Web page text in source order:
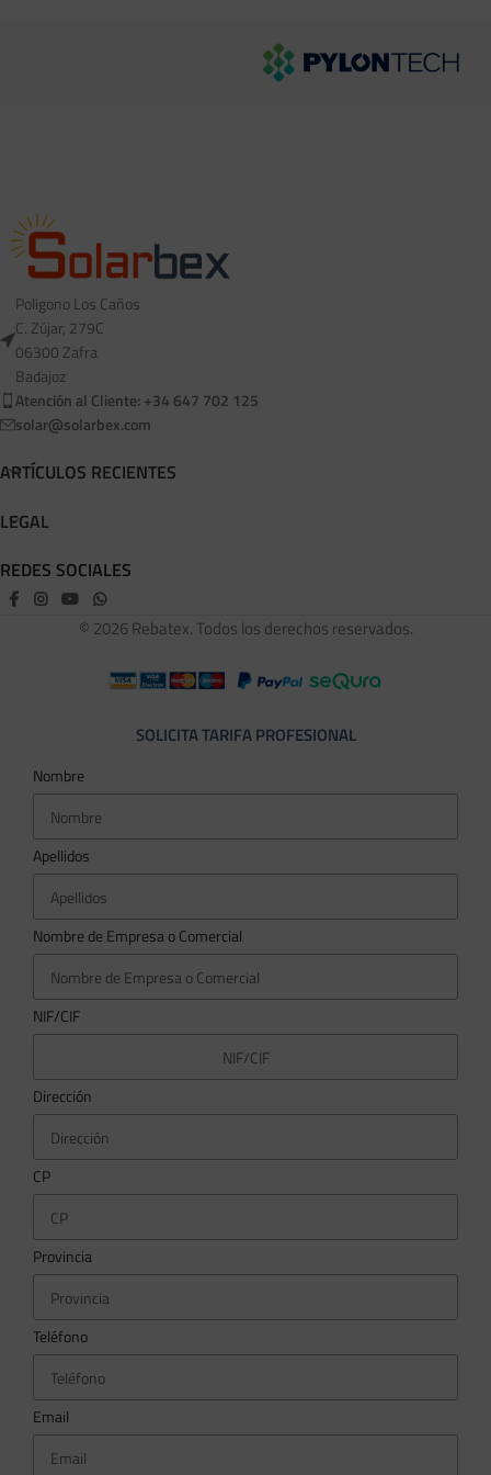
Poligono Los Caños
C. Zújar, 279C
06300 Zafra
Badajoz
Atención al Cliente: +34 647 702 125
solar@solarbex.com
ARTÍCULOS RECIENTES
LEGAL
REDES SOCIALES
© 2026 Rebatex. Todos los derechos reservados.
SOLICITA TARIFA PROFESIONAL
Nombre
Apellidos
Nombre de Empresa o Comercial
NIF/CIF
Dirección
CP
Provincia
Teléfono
Email